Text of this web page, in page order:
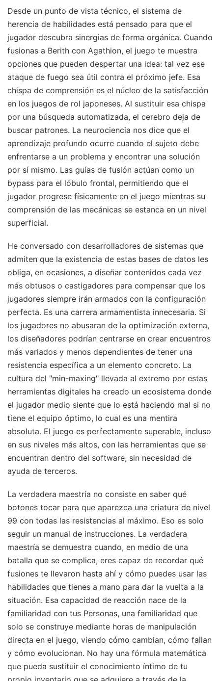
Desde un punto de vista técnico, el sistema de
herencia de habilidades está pensado para que el
jugador descubra sinergias de forma orgánica. Cuando
fusionas a Berith con Agathion, el juego te muestra
opciones que pueden despertar una idea: tal vez ese
ataque de fuego sea útil contra el próximo jefe. Esa
chispa de comprensión es el núcleo de la satisfacción
en los juegos de rol japoneses. Al sustituir esa chispa
por una búsqueda automatizada, el cerebro deja de
buscar patrones. La neurociencia nos dice que el
aprendizaje profundo ocurre cuando el sujeto debe
enfrentarse a un problema y encontrar una solución
por sí mismo. Las guías de fusión actúan como un
bypass para el lóbulo frontal, permitiendo que el
jugador progrese físicamente en el juego mientras su
comprensión de las mecánicas se estanca en un nivel
superficial.
He conversado con desarrolladores de sistemas que
admiten que la existencia de estas bases de datos les
obliga, en ocasiones, a diseñar contenidos cada vez
más obtusos o castigadores para compensar que los
jugadores siempre irán armados con la configuración
perfecta. Es una carrera armamentista innecesaria. Si
los jugadores no abusaran de la optimización externa,
los diseñadores podrían centrarse en crear encuentros
más variados y menos dependientes de tener una
resistencia específica a un elemento concreto. La
cultura del "min-maxing" llevada al extremo por estas
herramientas digitales ha creado un ecosistema donde
el jugador medio siente que lo está haciendo mal si no
tiene el equipo óptimo, lo cual es una mentira
absoluta. El juego es perfectamente superable, incluso
en sus niveles más altos, con las herramientas que se
encuentran dentro del software, sin necesidad de
ayuda de terceros.
La verdadera maestría no consiste en saber qué
botones tocar para que aparezca una criatura de nivel
99 con todas las resistencias al máximo. Eso es solo
seguir un manual de instrucciones. La verdadera
maestría se demuestra cuando, en medio de una
batalla que se complica, eres capaz de recordar qué
fusiones te llevaron hasta ahí y cómo puedes usar las
habilidades que tienes a mano para dar la vuelta a la
situación. Esa capacidad de reacción nace de la
familiaridad con tus Personas, una familiaridad que
solo se construye mediante horas de manipulación
directa en el juego, viendo cómo cambian, cómo fallan
y cómo evolucionan. No hay una fórmula matemática
que pueda sustituir el conocimiento íntimo de tu